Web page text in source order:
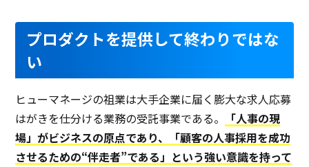
プロダクトを提供して終わりではな
い
ヒューマネージの祖業は大手企業に届く膨大な求人応募
はがきを仕分ける業務の受託事業である。
「人事の現
場」がビジネスの原点であり、「顧客の人事採用を成功
させるための“伴走者”である」という強い意識を持って